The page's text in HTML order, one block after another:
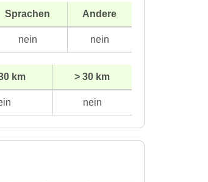
Sprachen Andere
nein nein
km > 30 km
nein